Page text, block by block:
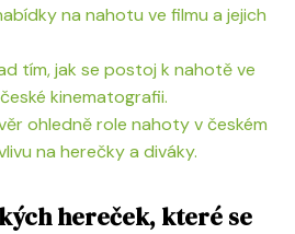
na nahotu ve filmu a jejich
tím, jak se postoj k nahotě ve
kinematografii.
ohledně role nahoty v českém
na herečky a diváky.
hereček, které se